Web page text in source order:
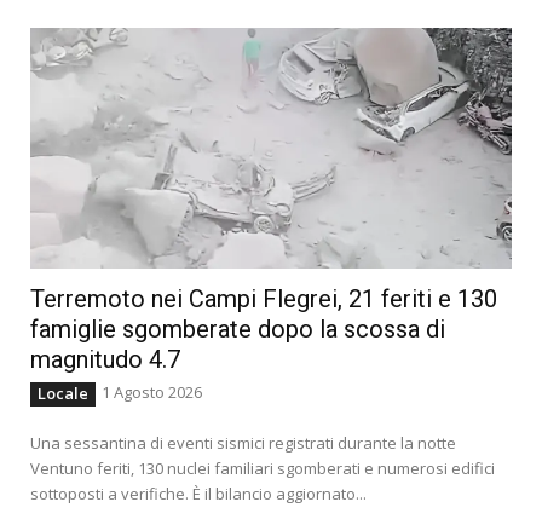
Terremoto nei Campi Flegrei, 21 feriti e 130
famiglie sgomberate dopo la scossa di
magnitudo 4.7
Locale 1 Agosto 2026
Una sessantina di eventi sismici registrati durante la notte
Ventuno feriti, 130 nuclei familiari sgomberati e numerosi edifici
sottoposti a verifiche. È il bilancio aggiornato...